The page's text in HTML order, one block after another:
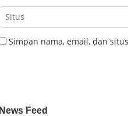
Simpan nama, email, dan
News Feed